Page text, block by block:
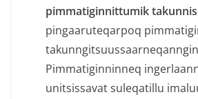
pimmatiginnittumik
pingaaruteqarpoq
Pimmatiginninneq
unitsissavat suleqatillu